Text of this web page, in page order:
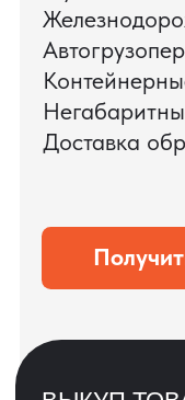
ЗАПРОСИТЬ
ДО ОПЛАТЫ?